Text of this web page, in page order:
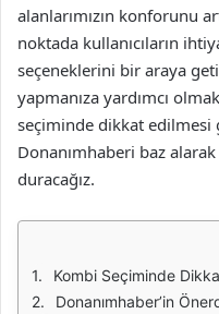
alanlarımızın konforunu
noktada kullanıcıların
seçeneklerini bir araya
yapmanıza yardımcı
seçiminde dikkat edilmesi
Donanımhaberi baz
duracağız.
Kombi Seçiminde
Donanımhaber’in